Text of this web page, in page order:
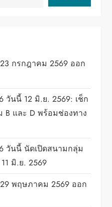
กรกฎาคม 2569 ออก
วันนี้ 12 มิ.ย. 2569: เช็ก
และ D พร้อมช่องทาง
วันนี้ นัดเปิดสนามกลุ่ม
มิ.ย. 2569
พฤษภาคม 2569 ออก